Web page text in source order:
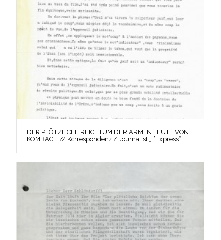
DER PLÖTZLICHE REICHTUM DER ARMEN LEUTE VON
KOMBACH // Korrespondenz / Journalist „L’Express“